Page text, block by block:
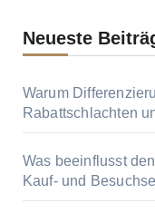
Neueste
Warum
Rabattschlachten
Was beeinflusst
Kauf‑ und